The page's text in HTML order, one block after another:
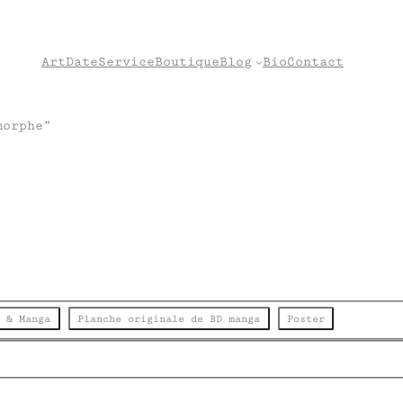
ArtDateServiceBoutiqueBlog BioContact
Manga Planche originale de BD manga Poster